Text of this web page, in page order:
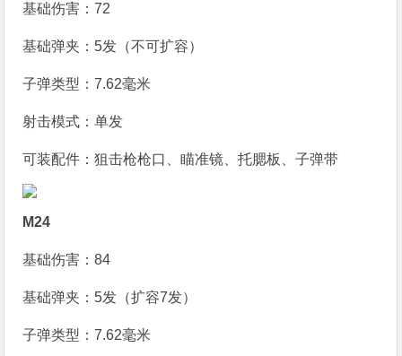
基础伤害：72
基础弹夹：5发（不可扩容）
子弹类型：7.62毫米
射击模式：单发
可装配件：狙击枪枪口、瞄准镜、托腮板、子弹带
M24
基础伤害：84
基础弹夹：5发（扩容7发）
子弹类型：7.62毫米